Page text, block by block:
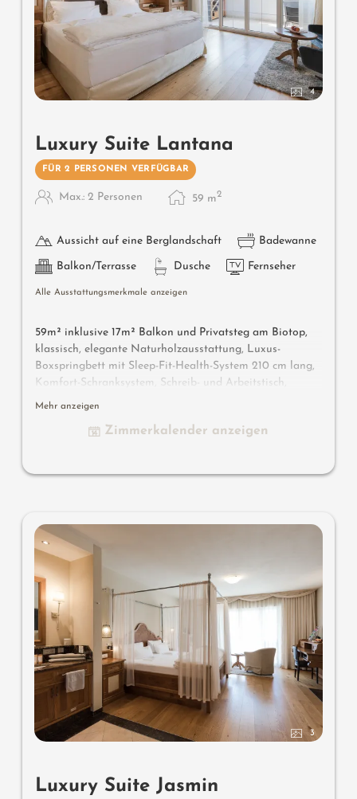
4
Luxury Suite Lantana
FÜR 2 PERSONEN VERFÜGBAR
Max.: 2 Personen 59 m2
Aussicht auf eine Berglandschaft Badewanne
Balkon/Terrasse Dusche Fernseher
Alle Ausstattungsmerkmale anzeigen
59m² inklusive 17m² Balkon und Privatsteg am Biotop,
klassisch, elegante Naturholzausstattung, Luxus-
Boxspringbett mit Sleep-Fit-Health-System 210 cm lang,
Komfort-Schranksystem, Schreib- und Arbeitstisch,
Dolby-Surround-TV mit DVD, Small-Bar mit Wein-,
Relax-Dusche für 2, Romantik-Badewanne, Nobel-
Mehr anzeigen
Zimmerkalender anzeigen
3
Luxury Suite Jasmin